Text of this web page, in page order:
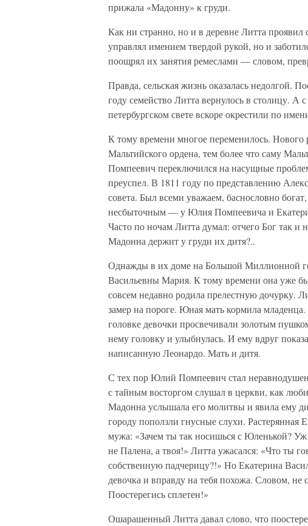
прижала «Мадонну» к груди.
Как ни странно, но и в деревне Литта
управлял имением твердой рукой, но и
поощрял их занятия ремеслами — словом,
Правда, сельская жизнь оказалась недолгой.
году семейство Литта вернулось в столицу.
петербургском свете вскоре окрестили по
К тому времени многое переменилось. Нового
Мальтийского ордена, тем более что саму
Помпеевич переключился на насущные
преуспел. В 1811 году по представлению
совета. Был всеми уважаем, баснословно
несбыточным — у Юлия Помпеевича и
Часто по ночам Литта думал: отчего Бог так и
Мадонна держит у груди их дитя?..
Однажды в их доме на Большой Миллионной
Васильевны Мария. К тому времени она уже
совсем недавно родила прелестную дочурку.
замер на пороге. Юная мать кормила
головке девочки просвечивали золотым
нему головку и улыбнулась. И ему вдруг
написанную Леонардо. Мать и дитя.
С тех пор Юлий Помпеевич стал
с тайным восторгом слушал в церкви, как
Мадонна услышала его молитвы и явила ему
городу поползли гнусные слухи. Растерянная
мужа: «Зачем ты так носишься с Юленькой?
не Палена, а твоя!» Литта ужасался: «Что ты
собственную падчерицу?!» Но Екатерина
девочка и вправду на тебя похожа. Словом, не
Поостерегись сплетен!»
Ошарашенный Литта давал слово, что